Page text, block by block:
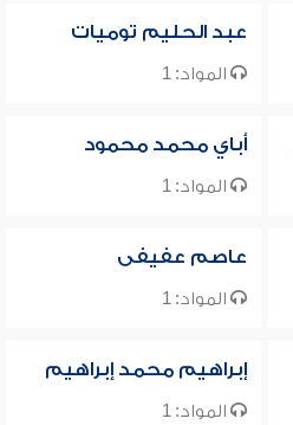
عبد الحليم توميات
المواد: 1
أباي محمد محمود
المواد: 1
عاصم عفيفى
المواد: 1
إبراهيم محمد إبراهيم
المواد: 1